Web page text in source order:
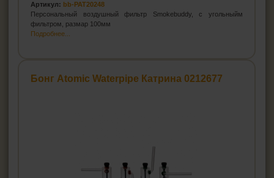
Артикул: bb-PAT20248
Персональный воздушный фильтр Smokebuddy, с угольныйм
фильтром, размар 100мм
Подробнее...
Бонг Atomic Waterpipe Катрина 0212677